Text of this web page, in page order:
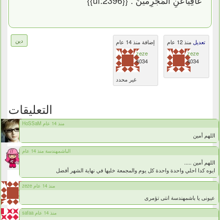
دين
إضافة منذ 14 عام
zeze
4034
غير محدد
تعديل منذ 12 عام
zeze
4034
التعليقات
HoSSaM منذ 14 عام
اللهم أمين
الباشمهندسة منذ 14 عام
اللهم أمين .....
ايوه كدا احلي واحدة واحدة كل يوم والمجمعة خليها في نهاية الشهر أفضل
zeze منذ 14 عام
عيونى يا باشمهندسة انتى تؤمرى
safaa منذ 14 عام